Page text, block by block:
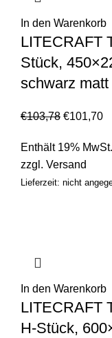
In den Warenkorb
LITECRAFT
Stück,
schwarz matt
€103,78 €101,70
Enthält 19% MwSt.
zzgl. Versand
Lieferzeit: nicht
In den Warenkorb
LITECRAFT
H-Stück,